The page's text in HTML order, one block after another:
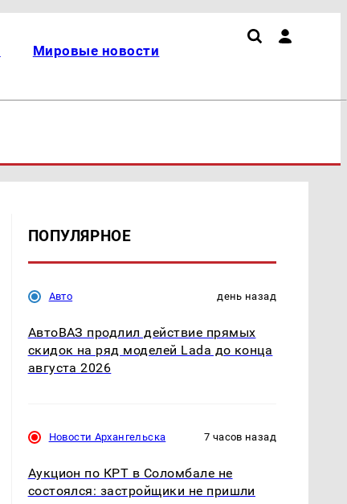
Мировые новости
ПОПУЛЯРНОЕ
Авто день назад
АвтоВАЗ продлил действие прямых
скидок на ряд моделей Lada до конца
августа 2026
Новости Архангельска 7 часов назад
Аукцион по КРТ в Соломбале не
состоялся: застройщики не пришли